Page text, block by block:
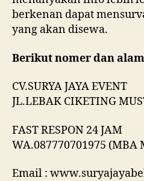
berkenan dapat
yang akan disewa.
Berikut nomer dan
CV.SURYA JAYA EVENT
JL.LEBAK CIKETING
FAST RESPON 24 JAM
WA.087770701975 (MBA
Email :